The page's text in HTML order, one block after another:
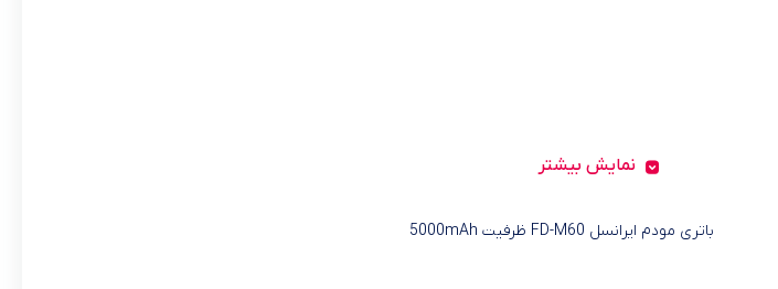
نمایش بیشتر
باتری مودم ایرانسل FD-M60 ظرفیت 5000mAh